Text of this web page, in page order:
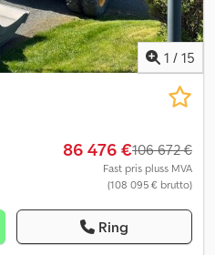
1 / 15
86 476 €106 672 €
Fast pris pluss MVA
(108 095 € brutto)
Ring